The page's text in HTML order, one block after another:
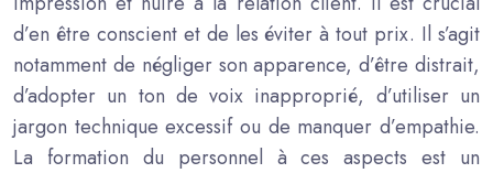
d’en être conscient et de les éviter à tout prix. Il s’agit
notamment de négliger son apparence, d’être distrait,
d’adopter un ton de voix inapproprié, d’utiliser un
jargon technique excessif ou de manquer d’empathie.
La formation du personnel à ces aspects est un